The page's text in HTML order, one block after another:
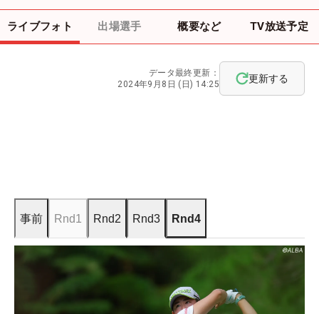
ライブフォト 出場選手 概要など TV放送予定
データ最終更新：
2024年9月8日 (日) 14:25
更新する
事前 Rnd1 Rnd2 Rnd3 Rnd4